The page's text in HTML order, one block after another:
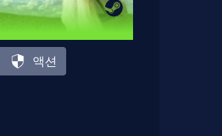
액션